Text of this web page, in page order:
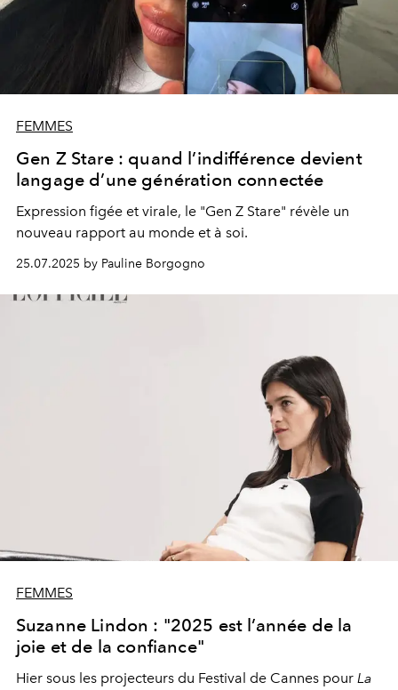
FEMMES
Gen Z Stare : quand l’indifférence devient
langage d’une génération connectée
Expression figée et virale, le "Gen Z Stare" révèle un
nouveau rapport au monde et à soi.
25.07.2025 by Pauline Borgogno
FEMMES
Suzanne Lindon : "2025 est l’année de la
joie et de la confiance"
Hier sous les projecteurs du Festival de Cannes pour La